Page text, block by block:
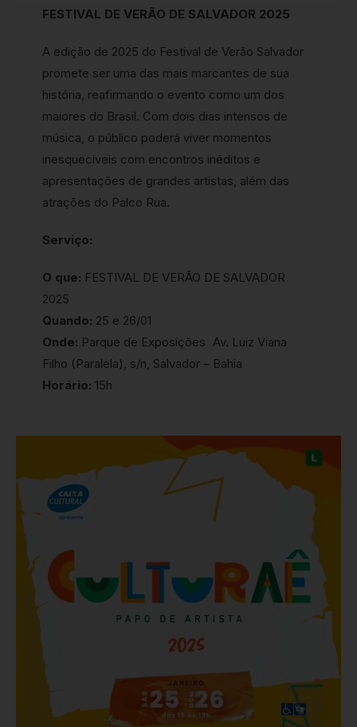
FESTIVAL DE VERÃO DE SALVADOR 2025
A edição de 2025 do Festival de Verão Salvador
promete ser uma das mais marcantes de sua
história, reafirmando o evento como um dos
maiores do Brasil. Com dois dias intensos de
música, o público poderá viver momentos
inesquecíveis com encontros inéditos e
apresentações de grandes artistas, além das
atrações do Palco Rua.
Serviço:
O que: FESTIVAL DE VERÃO DE SALVADOR
2025
Quando: 25 e 26/01
Onde: Parque de Exposições Av. Luiz Viana
Filho (Paralela), s/n, Salvador – Bahia
Horário: 15h